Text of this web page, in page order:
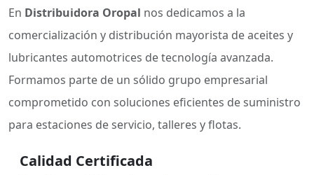
En Distribuidora Oropal nos dedicamos a la
comercialización y distribución mayorista de aceites y
lubricantes automotrices de tecnología avanzada.
Formamos parte de un sólido grupo empresarial
comprometido con soluciones eficientes de suministro
para estaciones de servicio, talleres y flotas.
Calidad Certificada